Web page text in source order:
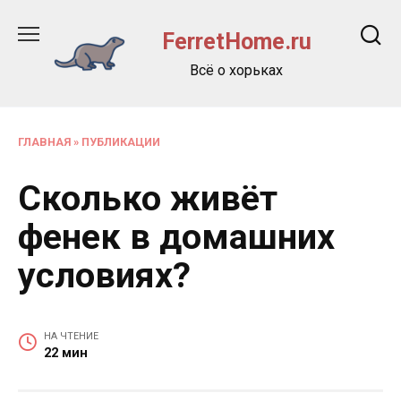
содержанию
FerretHome.ru
Всё о хорьках
ГЛАВНАЯ » ПУБЛИКАЦИИ
Сколько живёт
фенек в домашних
условиях?
НА ЧТЕНИЕ
22 мин